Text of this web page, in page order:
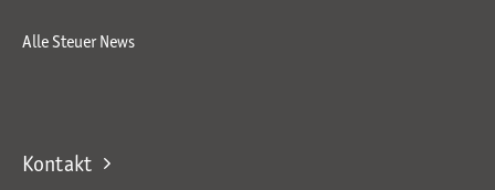
Alle Steuer News
Kontakt